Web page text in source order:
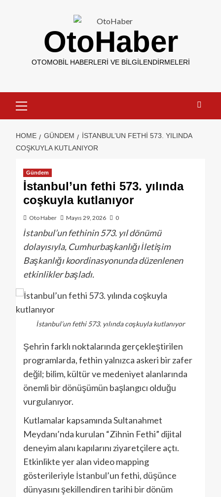
OtoHaber
OTOMOBIL HABERLERI VE BILGILENDIRMELERI
HOME GÜNDEM
İSTANBUL’UN FETHI 573. YILINDA
COŞKUYLA KUTLANIYOR
Gündem
İstanbul’un fethi 573. yılında
coşkuyla kutlanıyor
Oto Haber Mayıs 29, 2026 0
İstanbul’un fethinin 573. yıl dönümü
dolayısıyla, Cumhurbaşkanlığı İletişim
Başkanlığı koordinasyonunda düzenlenen
etkinlikler başladı.
İstanbul’un fethi 573. yılında coşkuyla kutlanıyor
Şehrin farklı noktalarında gerçekleştirilen
programlarda, fethin yalnızca askeri bir zafer
değil; bilim, kültür ve medeniyet alanlarında
önemli bir dönüşümün başlangıcı olduğu
vurgulanıyor.
Kutlamalar kapsamında Sultanahmet
Meydanı’nda kurulan “Zihnin Fethi” dijital
deneyim alanı kapılarını ziyaretçilere açtı.
Etkinlikte yer alan video mapping
gösterileriyle İstanbul’un fethi, düşünce
dünyasını şekillendiren tarihi bir dönüm